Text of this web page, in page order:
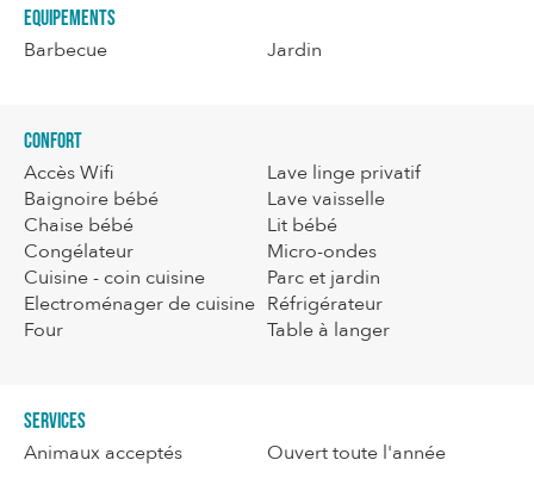
Equipements
Barbecue Jardin
Confort
Accès Wifi
Baignoire bébé
Chaise bébé
Congélateur
Cuisine - coin cuisine
Electroménager de cuisine
Four
Lave linge privatif
Lave vaisselle
Lit bébé
Micro-ondes
Parc et jardin
Réfrigérateur
Table à langer
Services
Animaux acceptés Ouvert toute l'année